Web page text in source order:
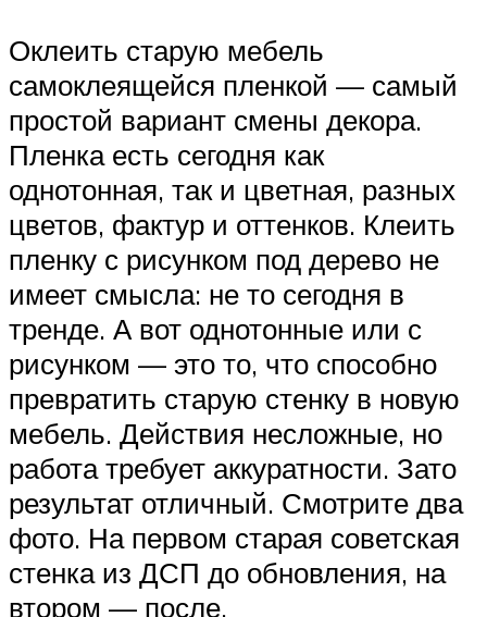
Оклеить старую мебель
самоклеящейся пленкой — самый
простой вариант смены декора.
Пленка есть сегодня как
однотонная, так и цветная, разных
цветов, фактур и оттенков. Клеить
пленку с рисунком под дерево не
имеет смысла: не то сегодня в
тренде. А вот однотонные или с
рисунком — это то, что способно
превратить старую стенку в новую
мебель. Действия несложные, но
работа требует аккуратности. Зато
результат отличный. Смотрите два
фото. На первом старая советская
стенка из ДСП до обновления, на
втором — после.